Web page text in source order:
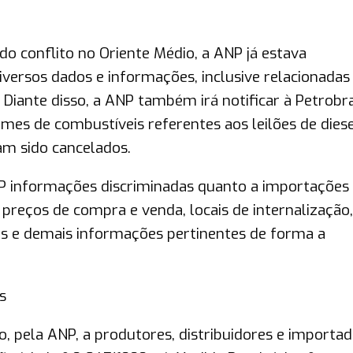
conflito no Oriente Médio, a ANP já estava
dados e informações, inclusive relacionadas
disso, a ANP também irá notificar à
de combustíveis referentes aos leilões de
sido cancelados.
informações discriminadas quanto a importações
de compra e venda, locais de
e demais informações pertinentes de forma a
pela ANP, a produtores, distribuidores e